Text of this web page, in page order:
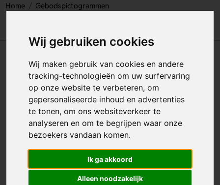
Wij gebruiken cookies
Wij maken gebruik van cookies en andere
tracking-technologieën om uw surfervaring
op onze website te verbeteren, om
gepersonaliseerde inhoud en advertenties
te tonen, om ons websiteverkeer te
analyseren en om te begrijpen waar onze
bezoekers vandaan komen.
Ik ga akkoord
Alleen noodzakelijk
Home
Gebodspictogrammen
Veiligheidsjas Met Verhooge
Zichtbaarheid Verplicht
(Sticker)
Artikelnummer:112581